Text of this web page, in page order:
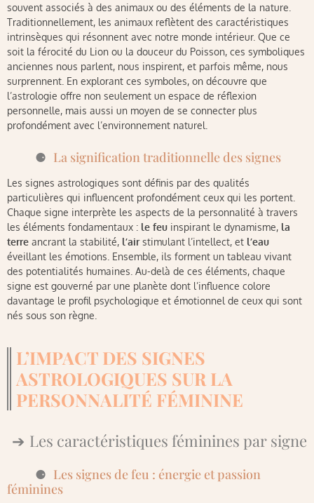
souvent associés à des animaux ou des éléments de la nature.
Traditionnellement, les animaux reflètent des caractéristiques
intrinsèques qui résonnent avec notre monde intérieur. Que ce
soit la férocité du Lion ou la douceur du Poisson, ces symboliques
anciennes nous parlent, nous inspirent, et parfois même, nous
surprennent. En explorant ces symboles, on découvre que
l’astrologie offre non seulement un espace de réflexion
personnelle, mais aussi un moyen de se connecter plus
profondément avec l’environnement naturel.
La signification traditionnelle des signes
Les signes astrologiques sont définis par des qualités
particulières qui influencent profondément ceux qui les portent.
Chaque signe interprète les aspects de la personnalité à travers
les éléments fondamentaux : le feu inspirant le dynamisme, la
terre ancrant la stabilité, l’airstimulant l’intellect, et l’eau
éveillant les émotions. Ensemble, ils forment un tableau vivant
des potentialités humaines. Au-delà de ces éléments, chaque
signe est gouverné par une planète dont l’influence colore
davantage le profil psychologique et émotionnel de ceux qui sont
nés sous son règne.
L’IMPACT DES SIGNES
ASTROLOGIQUES SUR LA
PERSONNALITÉ FÉMININE
Les caractéristiques féminines par signe
Les signes de feu : énergie et passion
féminines